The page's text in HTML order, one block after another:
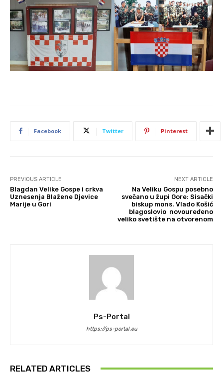
Facebook Twitter Pinterest
PREVIOUS ARTICLE
Blagdan Velike Gospe i crkva
Uznesenja Blažene Djevice
Marije u Gori
NEXT ARTICLE
Na Veliku Gospu posebno
svečano u župi Gore: Sisački
biskup mons. Vlado Košić
blagoslovio novouređeno
veliko svetište na otvorenom
Ps-Portal
https://ps-portal.eu
RELATED ARTICLES